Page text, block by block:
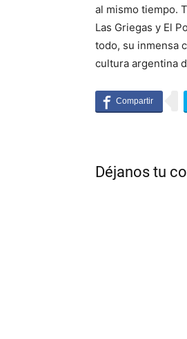
al mismo tiempo.
Las Griegas y El
todo, su inmensa
cultura argentina
Déjanos tu